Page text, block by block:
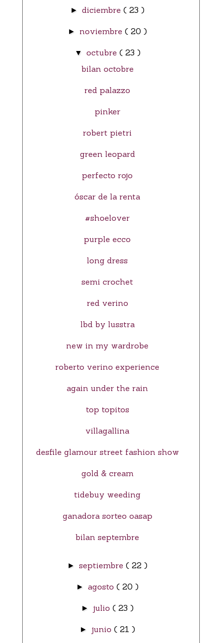
► diciembre ( 23 )
► noviembre ( 20 )
▼ octubre ( 23 )
bilan octobre
red palazzo
pinker
robert pietri
green leopard
perfecto rojo
óscar de la renta
#shoelover
purple ecco
long dress
semi crochet
red verino
lbd by lusstra
new in my wardrobe
roberto verino experience
again under the rain
top topitos
villagallina
desfile glamour street fashion show
gold & cream
tidebuy weeding
ganadora sorteo oasap
bilan septembre
► septiembre ( 22 )
► agosto ( 20 )
► julio ( 23 )
► junio ( 21 )